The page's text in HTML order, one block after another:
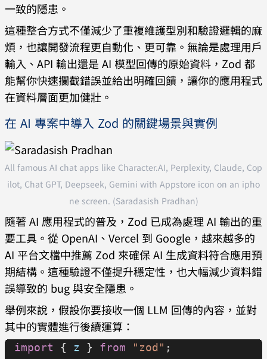
setError
p(e => e.message ).join("，"));
      setSuccess
(false);
      return
;
    }
    setError
(null
    setSuccess
true);
  };
  return
(
form onSubmit={handleSubmit
      <
input
        name
= "email"
        value
={form.email}
        onChange
={handleChange}
        placeholder
"email"
        required
      />
input
一致的隱患。
這種整合方式不僅減少了重複維護型別和驗證邏輯的麻
煩，也讓開發流程更自動化、更可靠。無論是處理用戶
輸入、API 輸出還是 AI 模型回傳的原始資料，Zod 都
能幫你快速攔截錯誤並給出明確回饋，讓你的應用程式
在資料層面更加健壯。
在 AI 專案中導入 Zod 的關鍵場景與實例
All famous AI chat apps like Character.AI, Perplexity, Claude, Cop
ilot, Chat GPT, Deepseek, Gemini with Appstore icon on an ipho
ne screen. (Saradasish Pradhan)
隨著 AI 應用程式的普及，Zod 已成為處理 AI 輸出的重
要工具。從 OpenAI、Vercel 到 Google，越來越多的
AI 平台文檔中推薦 Zod 來確保 AI 生成資料符合應用預
期結構。這種驗證不僅提升穩定性，也大幅減少資料錯
誤導致的 bug 與安全隱患。
舉例來說，假設你要接收一個 LLM 回傳的內容，並對
其中的實體進行後續運算：
import { z } from "zod" ;